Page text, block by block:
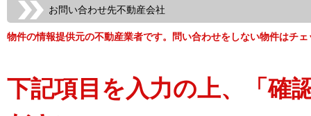
お問い合わせ先不動産会社
物件の情報提供元の不動産業者です。問い合わせをしない物件はチ
下記項目を入力の上、「確